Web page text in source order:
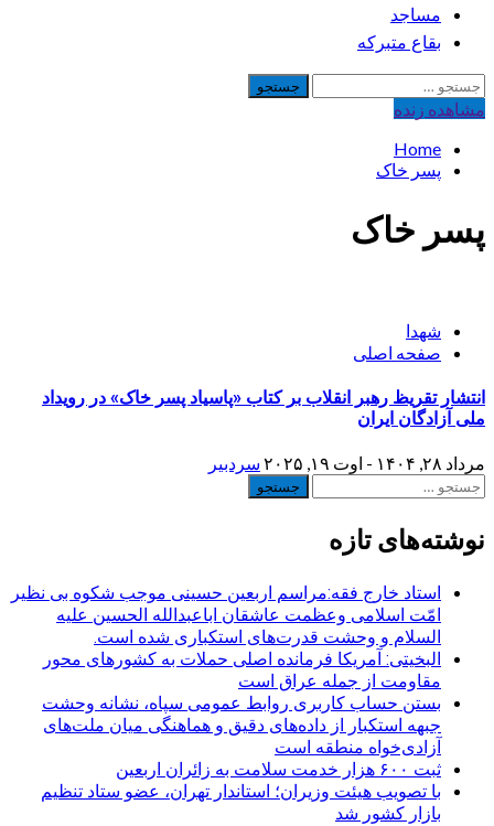
مساجد
بقاع متبرکه
جستجو
برای:
مشاهده‌ زنده
Home
پسر خاک
پسر خاک
شهدا
صفحه اصلی
انتشار تقریظ رهبر انقلاب بر کتاب «پاسیاد پسر خاک» در رویداد
ملی آزادگان ایران
مرداد ۲۸, ۱۴۰۴ - اوت ۱۹, ۲۰۲۵
سردبیر
جستجو
نوشته‌های تازه
استاد خارج فقه:مراسم اربعین حسینی موجب شکوه بی نظیر
امّت اسلامی وعظمت عاشقان اباعبدالله الحسین علیه
السلام و وحشت قدرت‌های استکباری شده است.
البخیتی: آمریکا فرمانده اصلی حملات به کشورهای محور
مقاومت از جمله عراق است
بستن حساب کاربری روابط عمومی سپاه، نشانه‌ وحشت
جبهه استکبار از داده‌های دقیق و هماهنگی میان ملت‌های
آزادی‌خواه منطقه است
ثبت ۶۰۰ هزار خدمت سلامت به زائران اربعین
با تصویب هیئت وزیران؛ استاندار تهران، عضو ستاد تنظیم
بازار کشور شد